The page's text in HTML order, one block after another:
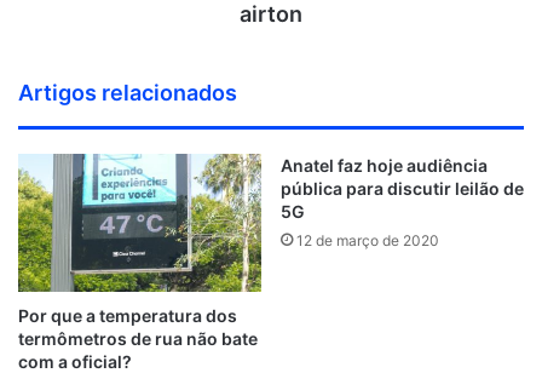
airton
Artigos relacionados
Por que a temperatura dos
termômetros de rua não bate
com a oficial?
Anatel faz hoje audiência
pública para discutir leilão de
5G
12 de março de 2020